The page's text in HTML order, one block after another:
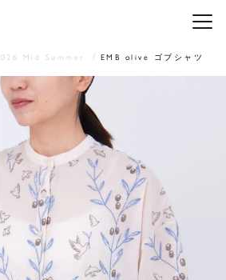
メニ
Mid Summer EMB olive ゴブシャツ